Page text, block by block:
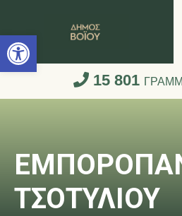
Ανοίξτε τη
15 801
ΤΣΟΤΥΛΙΟΥ